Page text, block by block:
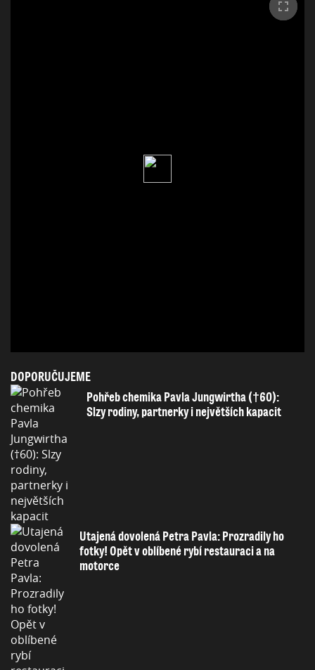
DOPORUČUJEME
Pohřeb chemika Pavla Jungwirtha (†60):
Slzy rodiny, partnerky i největších kapacit
Utajená dovolená Petra Pavla: Prozradily ho
fotky! Opět v oblíbené rybí restauraci a na
motorce